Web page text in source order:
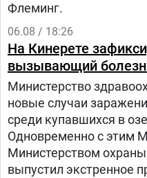
Флеминг.
06.08 / 18:26
На Кинерете
вызывающий
Министерство
новые случаи
среди купавшихся в
Одновременно с этим
Министерством
выпустил экстренное